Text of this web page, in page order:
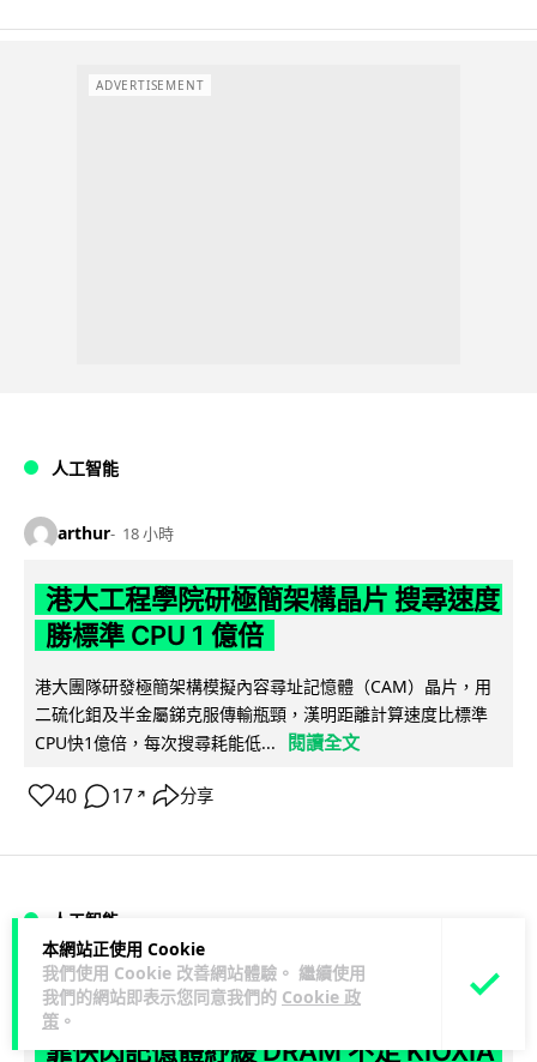
本網站正使用 Cookie
我們使用 Cookie 改善網站體驗。 繼續使用
我們的網站即表示您同意我們的 Cookie 政
策 。
ADVERTISEMENT
人工智能
arthur 18 小時
港大工程學院研極簡架構晶片 搜尋速度
勝標準 CPU 1 億倍
港大團隊研發極簡架構模擬內容尋址記憶體（CAM）晶片，用
二硫化鉬及半金屬銻克服傳輸瓶頸，漢明距離計算速度比標準
CPU快1億倍，每次搜尋耗能低...
閱讀全文
40 17 ↗ 分享
人工智能
Lawton 1 日
靠快閃記憶體紓緩 DRAM 不足 KIOXIA